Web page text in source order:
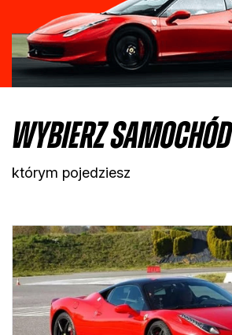
Wybierz samochód
którym pojedziesz